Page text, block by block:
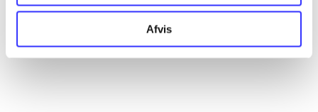
Afvis
...